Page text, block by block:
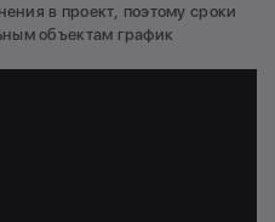
в проект, поэтому сроки
объектам график